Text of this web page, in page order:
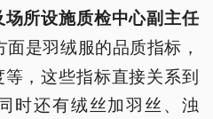
所设施质检中心副主任
面是羽绒服的品质指标，
，这些指标直接关系到
时还有绒丝加羽丝、浊